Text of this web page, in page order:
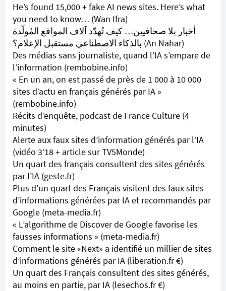
He’s found 15,000 + fake AI news sites. Here’s what
you need to know… (Wan Ifra)
أخبار بلا صحافيين… كيف تُهدّد آلاف المواقع المُولّدة
بالذكاء الاصطناعي مستقبل الإعلام؟ (An Nahar)
Des médias sans journaliste, quand l’IA s’empare de
l’information (rembobine.info)
« En un an, on est passé de près de 1 000 à 10 000
sites d’actu en français générés par IA »
(rembobine.info)
Récits d’enquête, podcast de France Culture (4
minutes)
Alerte aux faux sites d’information générés par l’IA
(vidéo 3’18 + article sur TV5Monde)
Un quart des français consultent des sites générés
par l’IA (geste.fr)
Plus d’un quart des Français visitent des faux sites
d’informations générées par IA et recommandés par
Google (meta-media.fr)
« L’algorithme de Discover de Google favorise les
fausses informations » (meta-media.fr)
Comment le site «Next» a identifié un millier de sites
d’informations générés par IA (liberation.fr €)
Un quart des Français consultent des sites générés,
au moins en partie, par IA (lesechos.fr €)